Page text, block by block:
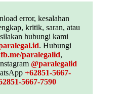
error, kesalahan
kritik, saran, atau
hubungi kami
. Hubungi
fb.me/paralegalid,
@paralegalid
+62851-5667-
5667-7590